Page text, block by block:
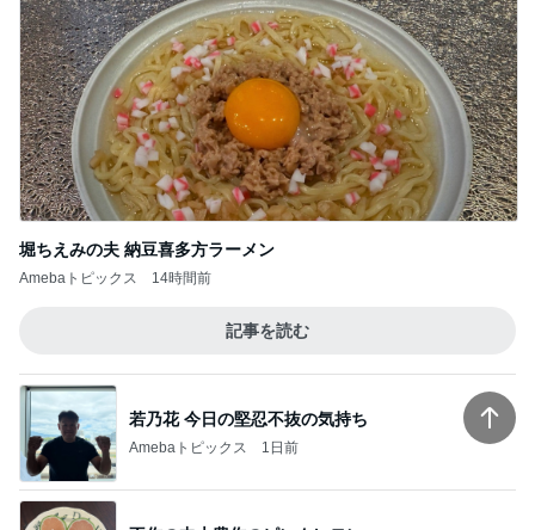
手術後半年ぶりに訪れたドッグラン
Amebaトピックス 1日前